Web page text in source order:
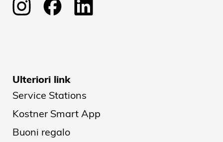
Ulteriori link
Service Stations
Kostner Smart App
Buoni regalo